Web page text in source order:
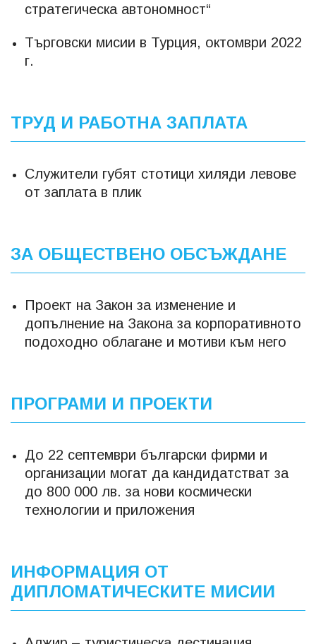
стратегическа автономност“
Търговски мисии в Турция, октомври 2022
г.
ТРУД И РАБОТНА ЗАПЛАТА
Служители губят стотици хиляди левове
от заплата в плик
ЗА ОБЩЕСТВЕНО ОБСЪЖДАНЕ
Проект на Закон за изменение и
допълнение на Закона за корпоративното
подоходно облагане и мотиви към него
ПРОГРАМИ И ПРОЕКТИ
До 22 септември български фирми и
организации могат да кандидатстват за
до 800 000 лв. за нови космически
технологии и приложения
ИНФОРМАЦИЯ ОТ
ДИПЛОМАТИЧЕСКИТЕ МИСИИ